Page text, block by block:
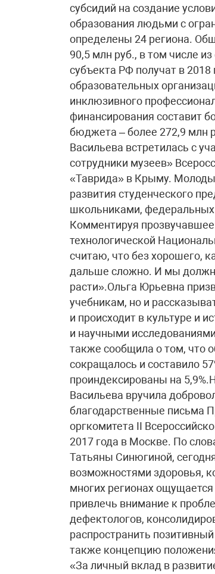
субсидий на создание
образования людьми с
определены 24 региона.
90,5 млн руб., в том числе
субъекта РФ получат в
образовательных
инклюзивного
финансирования составит
бюджета – более 272,9 млн
Васильева встретилась с
сотрудники музеев»
«Таврида» в Крыму.
развития студенческого
школьниками, федеральных
Комментируя
технологической
считаю, что без хорошего,
дальше сложно. И мы
расти».Ольга Юрьевна
учебникам, но и
и происходит в культуре и
и научными
также сообщила о том, что
сокращалось и составило
проиндексированы на
Васильева вручила
благодарственные письма
оргкомитета II
2017 года в Москве. По
Татьяны Синюгиной,
возможностями здоровья,
многих регионах
привлечь внимание к
дефектологов,
распространить
также концепцию
«За личный вклад в